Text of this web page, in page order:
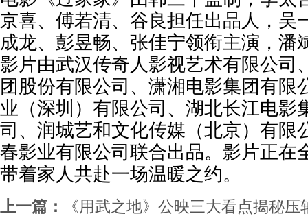
京喜、傅若清、谷良担任出品人，吴
成龙、彭昱畅、张佳宁领衔主演，潘
影片由武汉传奇人影视艺术有限公司
团股份有限公司、潇湘电影集团有限
业（深圳）有限公司、湖北长江电影
司、润城艺和文化传媒（北京）有限
春影业有限公司联合出品。影片正在
带着家人共赴一场温暖之约。
上一篇：
《用武之地》公映三大看点揭秘